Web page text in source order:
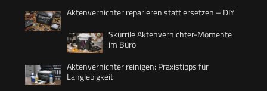
Aktenvernichter reparieren statt ersetzen – DIY
Skurrile Aktenvernichter-Momente
im Büro
Aktenvernichter reinigen: Praxistipps für
Langlebigkeit